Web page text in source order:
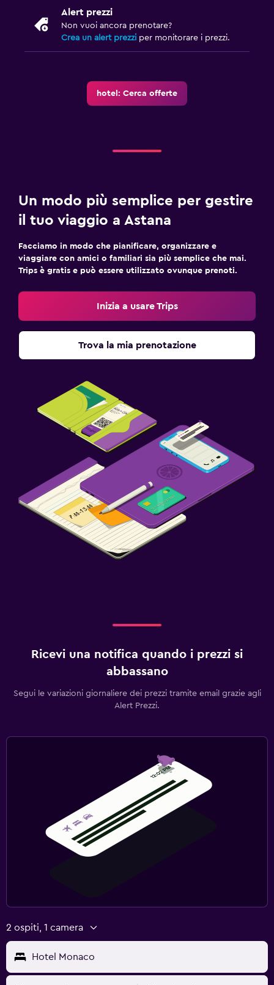
Pranzi al sacco
Menù per diete speciali (su richiesta)
Ristorante
Il cibo può essere consegnato presso l'alloggio dell'ospite
Pulizia quotidiana
Videosorveglianza nelle aree comuni
Videosorveglianza all'esterno della struttura
Servizio di sicurezza attivo 24 ore su 24
Parcheggio e trasporti
Parcheggio gratuito
Parcheggio in strada
Navetta aeroporto
Servizio parcheggiatore
Stanza da letto
Letti extra-lunghi (> 2 metri)
Presa elettrica vicino al letto
Divano-letto
Sala/zona TV condivisa
Spazio di lavoro
Fax/fotocopie
Adatti alle famiglie
Alert prezzi
Non vuoi ancora prenotare?
Crea un alert prezzi per monitorare i prezzi.
hotel: Cerca offerte
Un modo più semplice per gestire
il tuo viaggio a Astana
Facciamo in modo che pianificare, organizzare e
viaggiare con amici o familiari sia più semplice che mai.
Trips è gratis e può essere utilizzato ovunque prenoti.
Inizia a usare Trips
Trova la mia prenotazione
Ricevi una notifica quando i prezzi si
abbassano
Segui le variazioni giornaliere dei prezzi tramite email grazie agli
Alert Prezzi.
2 ospiti, 1 camera
Hotel Monaco